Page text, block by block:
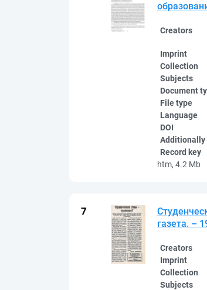
Creators
Imprint
Collection
Subjects
Document
File type
Language
DOI
Additionally
Record key
htm, 4.2 Mb
газета. –
Creators
Imprint
Collection
Subjects